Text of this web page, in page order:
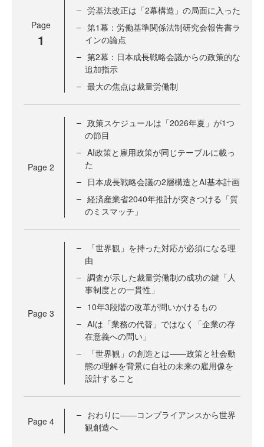
Page
1
労基法改正は「2幕構造」の局面に入った
第1幕：労働基準関係法制研究会報告書ラ
インの論点
第2幕：日本成長戦略会議からの政策的な
追加指示
最大の焦点は裁量労働制
Page 2
政策スケジュールは「2026年夏」が1つ
の節目
AI政策と雇用政策が同じテーブルに載っ
た
日本成長戦略会議の2層構造とAI基本計画
経済産業省2040年推計が突きつける「質
のミスマッチ」
Page 3
「世界観」を持った対応が必須になる理
由
調査が示した裁量労働制の成功の鍵「人
事制度との一貫性」
10年3段階の改革が問いかけるもの
AIは「業務の代替」ではなく「企業の存
在意義への問い」
「世界観」の創造とは——政策と社会動
態の理解を背景に自社の未来の雇用像を
設計すること
Page 4
おわりに——コンプライアンスから世界
観創造へ